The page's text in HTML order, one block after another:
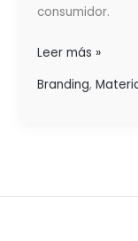
consumidor.
Leer más »
Branding,